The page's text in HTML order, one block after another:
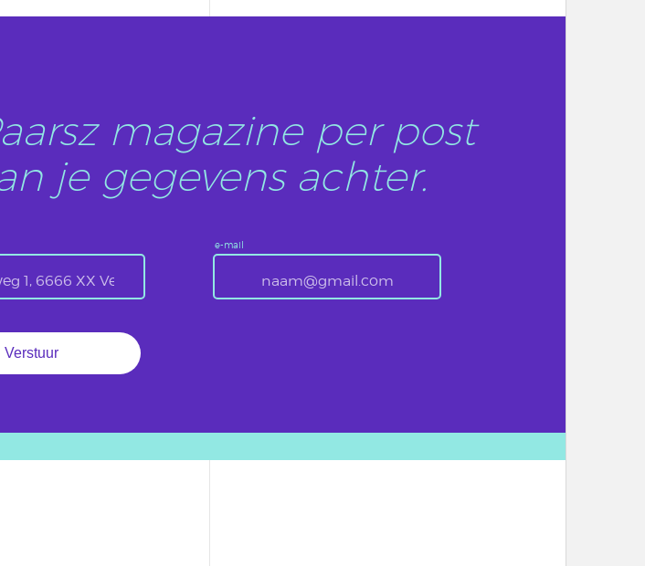
magazine per post
je gegevens achter.
e-mail